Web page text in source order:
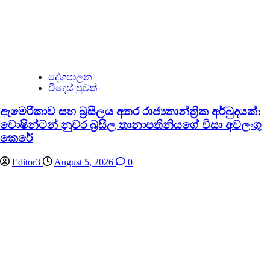
දේශපාලන
විදෙස් පුවත්
ඇමෙරිකාව සහ බ්‍රසීලය අතර රාජ්‍යතාන්ත්‍රික අර්බුදයක්:
වොෂින්ටන් නුවර බ්‍රසීල තානාපතිනියගේ වීසා අවලංගු
කෙරේ
Editor3 August 5, 2026 0